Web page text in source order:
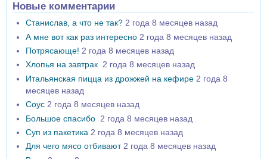
Новые комментарии
Станислав, а что не так? 2 года 8 месяцев назад
А мне вот как раз интересно 2 года 8 месяцев назад
Потрясающе! 2 года 8 месяцев назад
Хлопья на завтрак 2 года 8 месяцев назад
Итальянская пицца из дрожжей на кефире 2 года 8
месяцев назад
Соус 2 года 8 месяцев назад
Большое спасибо 2 года 8 месяцев назад
Суп из пакетика 2 года 8 месяцев назад
Для чего мясо отбивают 2 года 8 месяцев назад